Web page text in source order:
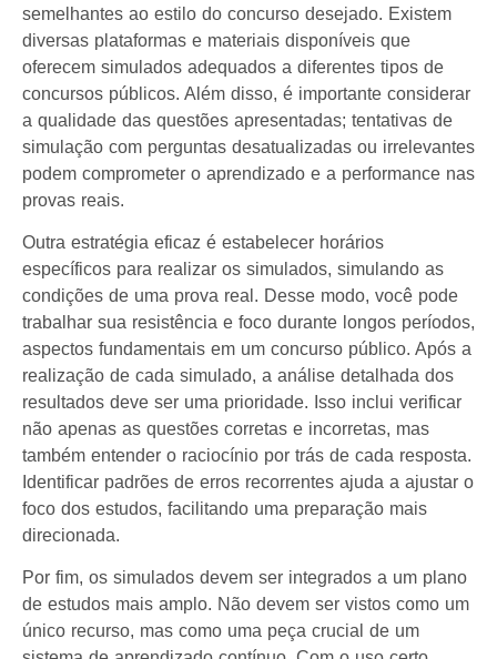
semelhantes ao estilo do concurso desejado. Existem
diversas plataformas e materiais disponíveis que
oferecem simulados adequados a diferentes tipos de
concursos públicos. Além disso, é importante considerar
a qualidade das questões apresentadas; tentativas de
simulação com perguntas desatualizadas ou irrelevantes
podem comprometer o aprendizado e a performance nas
provas reais.
Outra estratégia eficaz é estabelecer horários
específicos para realizar os simulados, simulando as
condições de uma prova real. Desse modo, você pode
trabalhar sua resistência e foco durante longos períodos,
aspectos fundamentais em um concurso público. Após a
realização de cada simulado, a análise detalhada dos
resultados deve ser uma prioridade. Isso inclui verificar
não apenas as questões corretas e incorretas, mas
também entender o raciocínio por trás de cada resposta.
Identificar padrões de erros recorrentes ajuda a ajustar o
foco dos estudos, facilitando uma preparação mais
direcionada.
Por fim, os simulados devem ser integrados a um plano
de estudos mais amplo. Não devem ser vistos como um
único recurso, mas como uma peça crucial de um